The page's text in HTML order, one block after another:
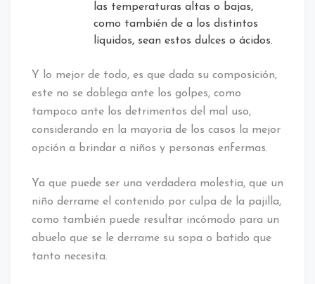
las temperaturas altas o bajas,
como también de a los distintos
líquidos, sean estos dulces o ácidos.
Y lo mejor de todo, es que dada su composición,
este no se doblega ante los golpes, como
tampoco ante los detrimentos del mal uso,
considerando en la mayoría de los casos la mejor
opción a brindar a niños y personas enfermas.
Ya que puede ser una verdadera molestia, que un
niño derrame el contenido por culpa de la pajilla,
como también puede resultar incómodo para un
abuelo que se le derrame su sopa o batido que
tanto necesita.